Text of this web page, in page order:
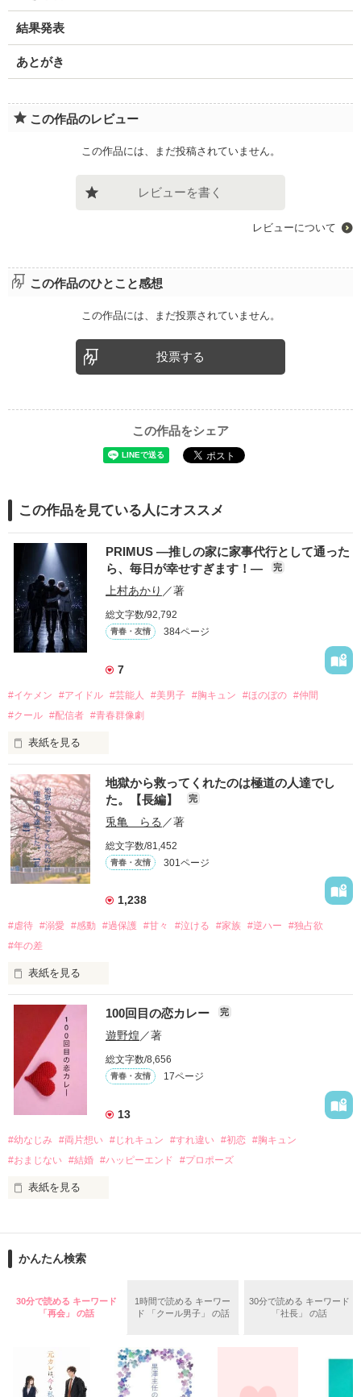
結果発表
あとがき
この作品のレビュー
この作品には、まだ投稿されていません。
レビューを書く
レビューについて
この作品のひとこと感想
この作品には、まだ投票されていません。
投票する
この作品をシェア
この作品を見ている人にオススメ
PRIMUS ―推しの家に家事代行として通った
ら、毎日が幸せすぎます！―
完
上村あかり ／著
総文字数/92,792
青春・友情 384ページ
7
#イケメン #アイドル #芸能人 #美男子 #胸キュン #ほのぼの #仲間
#クール #配信者 #青春群像劇
表紙を見る
推しは画面の向こうにいるはずだったのに、仕事先で毎日会っ
ています。
不器用でも努力を諦めない赤。
無口で頼れる黒。
天才肌で笑顔が眩しい白。
三人の姿に勇気をもらい、「私も一歩踏み出してみたい」と思
えるようになった。
笑って、ときどき泣ける。
作品を読む
地獄から救ってくれたのは極道の人達でし
た。【長編】
完
兎亀 らる ／著
総文字数/81,452
青春・友情 301ページ
1,238
#虐待 #溺愛 #感動 #過保護 #甘々 #泣ける #家族 #逆ハー
#独占欲
#年の差
表紙を見る
｢全部あんたのせいよ｣
『──のせいじゃないよ』
｢なんであんたが生きてんのよ｣
『生きていてくれてありがとう』
｢あんたなんか産まなきゃ良かった｣
『産まれてきてくれてありがとう』
両親から虐待を受け感情を知らない女の子と
泣き方も、笑い方も、助けの求め方も、何も知らなかった。
100回目の恋カレー 完
遊野煌／著
総文字数/8,656
青春・友情 17ページ
13
#幼なじみ #両片想い #じれキュン #すれ違い #初恋 #胸キュン
#おまじない #結婚 #ハッピーエンド #プロポーズ
表紙を見る
きになっちゃうんだって』
かんたん検索
30分で読める キーワード
「再会」 の話
1時間で読める キーワー
ド 「クール男子」 の話
30分で読める キーワード
「社長」 の話